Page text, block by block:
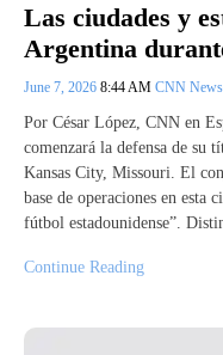
Las ciudades y
Argentina
June 7, 2026 8:44 AM CNN
Por César López, CNN en
comenzará la defensa de su
Kansas City, Missouri. El
base de operaciones en esta
fútbol estadounidense”.
Continue Reading